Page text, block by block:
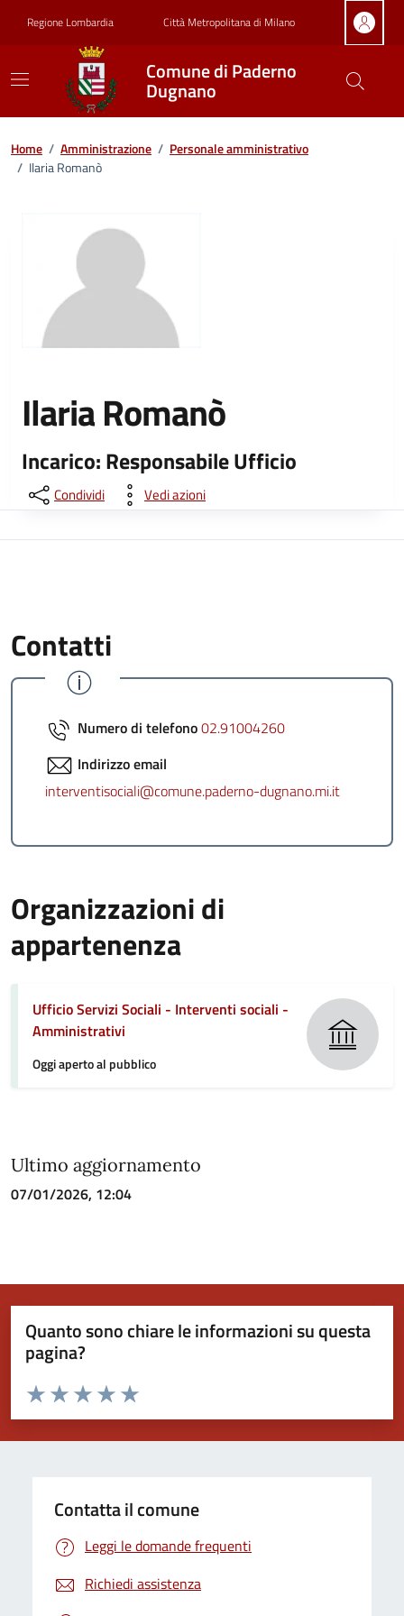
Regione Lombardia Città Metropolitana di Milano
Comune di Paderno
Dugnano
Home / Amministrazione / Personale amministrativo
/ Ilaria Romanò
Ilaria Romanò
Incarico: Responsabile Ufficio
Condividi Vedi azioni
Contatti
Numero di telefono02.91004260
Indirizzo email
interventisociali@comune.paderno-dugnano.mi.it
Organizzazioni di
appartenenza
Ufficio Servizi Sociali - Interventi sociali -
Amministrativi
Oggi aperto al pubblico
Ultimo aggiornamento
07/01/2026, 12:04
Quanto sono chiare le informazioni su questa
pagina?
Valuta da 1 a 5 stelle la pagina
Valuta 5 stelle su 5
Valuta 4 stelle su 5
Valuta 3 stelle su 5
Valuta 2 stelle su 5
Valuta 1 stelle su 5
Contatta il comune
Leggi le domande frequenti
Richiedi assistenza